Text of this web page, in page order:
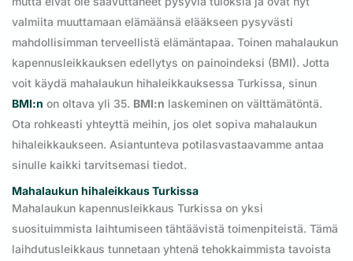
valmiita muuttamaan elämäänsä elääkseen pysyvästi
mahdollisimman terveellistä elämäntapaa. Toinen mahalaukun
kapennusleikkauksen edellytys on painoindeksi (BMI). Jotta
voit käydä mahalaukun hihaleikkauksessa Turkissa, sinun
BMI:n on oltava yli 35. BMI:n laskeminen on välttämätöntä.
Ota rohkeasti yhteyttä meihin, jos olet sopiva mahalaukun
hihaleikkaukseen. Asiantunteva potilasvastaavamme antaa
sinulle kaikki tarvitsemasi tiedot.
Mahalaukun hihaleikkaus Turkissa
Mahalaukun kapennusleikkaus Turkissa on yksi
suosituimmista laihtumiseen tähtäävistä toimenpiteistä. Tämä
laihdutusleikkaus tunnetaan yhtenä tehokkaimmista tavoista